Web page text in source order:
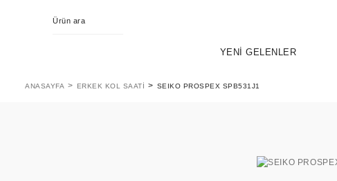
YENİ GELENLER
ANASAYFA ERKEK KOL SAATI SEIKO PROSPEX SPB531J1